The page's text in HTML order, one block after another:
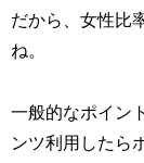
だから、女性比
ね。
一般的なポイン
ンツ利用したら